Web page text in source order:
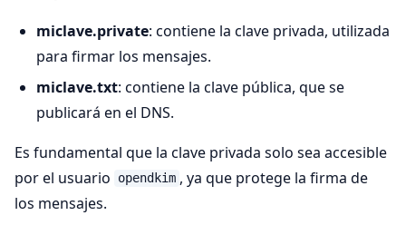
miclave.private: contiene la clave privada, utilizada
para firmar los mensajes.
miclave.txt: contiene la clave pública, que se
publicará en el DNS.
Es fundamental que la clave privada solo sea accesible
por el usuario
opendkim , ya que protege la firma de
los mensajes.